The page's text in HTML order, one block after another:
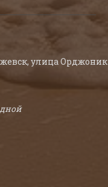
улица